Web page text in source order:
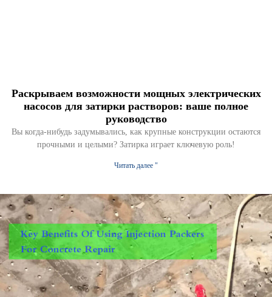
Раскрываем возможности мощных электрических
насосов для затирки растворов: ваше полное
руководство
Вы когда-нибудь задумывались, как крупные конструкции остаются
прочными и целыми? Затирка играет ключевую роль!
Читать далее "